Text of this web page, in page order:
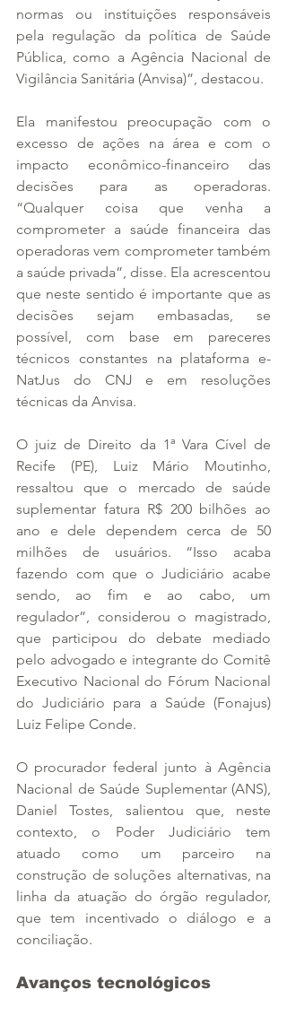
normas ou instituições responsáveis
pela regulação da política de Saúde
Pública, como a Agência Nacional de
Vigilância Sanitária (Anvisa)”, destacou.
Ela manifestou preocupação com o
excesso de ações na área e com o
impacto econômico-financeiro das
decisões para as operadoras.
“Qualquer coisa que venha a
comprometer a saúde financeira das
operadoras vem comprometer também
a saúde privada”, disse. Ela acrescentou
que neste sentido é importante que as
decisões sejam embasadas, se
possível, com base em pareceres
técnicos constantes na plataforma e-
NatJus do CNJ e em resoluções
técnicas da Anvisa.
O juiz de Direito da 1ª Vara Cível de
Recife (PE), Luiz Mário Moutinho,
ressaltou que o mercado de saúde
suplementar fatura R$ 200 bilhões ao
ano e dele dependem cerca de 50
milhões de usuários. “Isso acaba
fazendo com que o Judiciário acabe
sendo, ao fim e ao cabo, um
regulador”, considerou o magistrado,
que participou do debate mediado
pelo advogado e integrante do Comitê
Executivo Nacional do Fórum Nacional
do Judiciário para a Saúde (Fonajus)
Luiz Felipe Conde.
O procurador federal junto à Agência
Nacional de Saúde Suplementar (ANS),
Daniel Tostes, salientou que, neste
contexto, o Poder Judiciário tem
atuado como um parceiro na
construção de soluções alternativas, na
linha da atuação do órgão regulador,
que tem incentivado o diálogo e a
conciliação.
Avanços tecnológicos